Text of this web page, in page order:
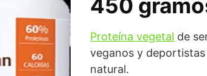
450
Proteína vegetal de
veganos y
natural.